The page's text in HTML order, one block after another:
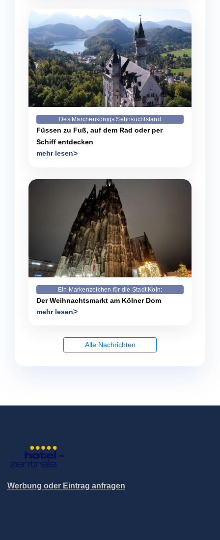
Des Märchenkönigs Sehnsuchtsland
Füssen zu Fuß, auf dem Rad oder per
Schiff entdecken
mehr lesen
Ein Markenzeichen für die Stadt Köln:
Der Weihnachtsmarkt am Kölner Dom
mehr lesen
Alle Nachrichten
Werbung oder Eintrag anfragen